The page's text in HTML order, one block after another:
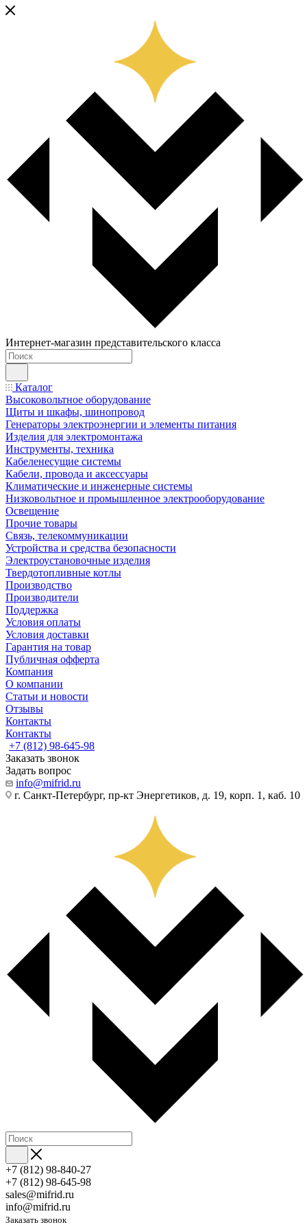
Интернет-магазин представительского класса
Каталог
Высоковольтное оборудование
Щиты и шкафы, шинопровод
Генераторы электроэнергии и элементы питания
Изделия для электромонтажа
Инструменты, техника
Кабеленесущие системы
Кабели, провода и аксессуары
Климатические и инженерные системы
Низковольтное и промышленное электрооборудование
Освещение
Прочие товары
Связь, телекоммуникации
Устройства и средства безопасности
Электроустановочные изделия
Твердотопливные котлы
Производство
Производители
Поддержка
Условия оплаты
Условия доставки
Гарантия на товар
Публичная офферта
Компания
О компании
Статьи и новости
Отзывы
Контакты
Контакты
+7 (812) 98-645-98
Заказать звонок
Задать вопрос
info@mifrid.ru
г. Санкт-Петербург, пр-кт Энергетиков, д. 19, корп. 1, каб. 10
+7 (812) 98-840-27
+7 (812) 98-645-98
sales@mifrid.ru
info@mifrid.ru
Заказать звонок